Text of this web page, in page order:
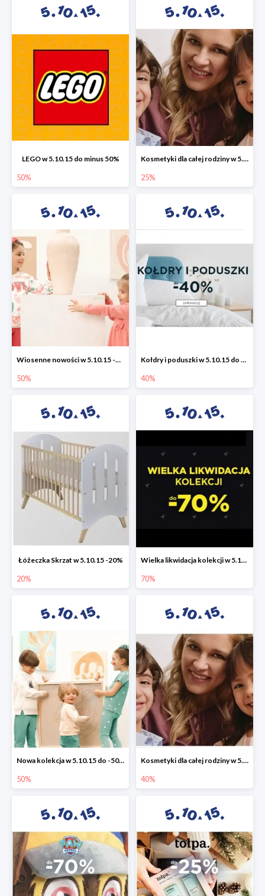
LEGO w 5.10.15 do minus 50%
50%
Kosmetyki dla całej rodziny w 5.10.15 do -25%
25%
Wiosenne nowości w 5.10.15 -50%
50%
Kołdry i poduszki w 5.10.15 do -40%
40%
Łóżeczka Skrzat w 5.10.15 -20%
20%
Wielka likwidacja kolekcji w 5.10.15 do -70%
70%
Nowa kolekcja w 5.10.15 do -50%
50%
Kosmetyki dla całej rodziny w 5.10.15 do -40%
40%